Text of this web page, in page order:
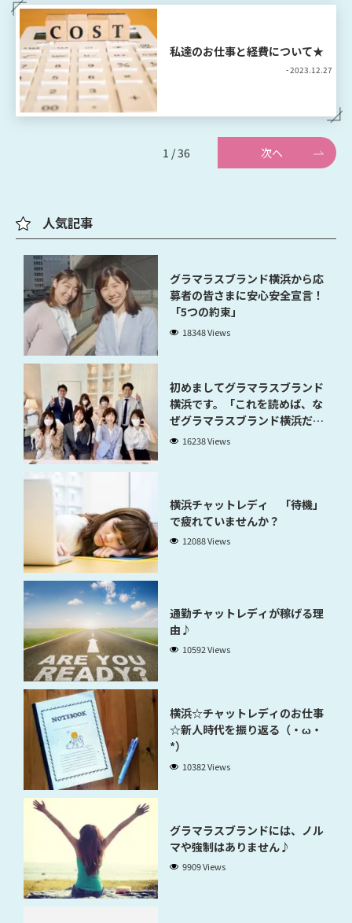
私達のお仕事と経費について★
- 2023.12.27
1 / 36 次へ
人気記事
グラマラスブランド横浜から応
募者の皆さまに安心安全宣言！
「5つの約束」
18348 Views
初めましてグラマラスブランド
横浜です。「これを読めば、な
ぜグラマラスブランド横浜だと
稼げるのかが分かります」
16238 Views
横浜チャットレディ 「待機」
で疲れていませんか？
12088 Views
通勤チャットレディが稼げる理
由♪
10592 Views
横浜☆チャットレディのお仕事
☆新人時代を振り返る（・ω・
*）
10382 Views
グラマラスブランドには、ノル
マや強制はありません♪
9909 Views